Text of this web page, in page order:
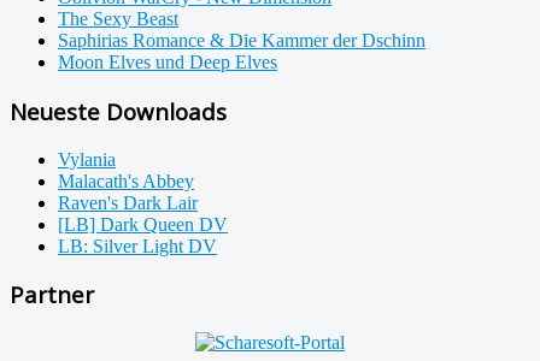
The Sexy Beast
Saphirias Romance & Die Kammer der Dschinn
Moon Elves und Deep Elves
Neueste Downloads
Vylania
Malacath's Abbey
Raven's Dark Lair
[LB] Dark Queen DV
LB: Silver Light DV
Partner